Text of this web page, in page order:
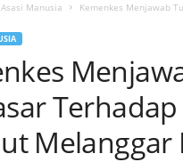
Manusia
Kemenkes Menjawab
Melanggar